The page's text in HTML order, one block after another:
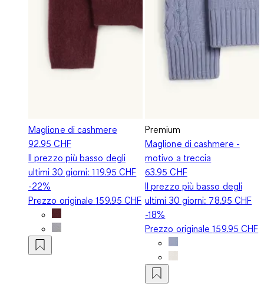
Maglione di cashmere
92.95 CHF
Il prezzo più basso degli
ultimi 30 giorni:119.95 CHF
-22%
Prezzo originale159.95 CHF
Premium
Maglione di cashmere -
motivo a treccia
63.95 CHF
Il prezzo più basso degli
ultimi 30 giorni: 78.95 CHF
-18%
Prezzo originale159.95 CHF